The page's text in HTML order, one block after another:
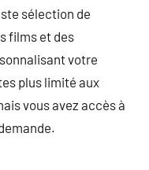
sélection de
films et des
votre
plus limité aux
vous avez accès à